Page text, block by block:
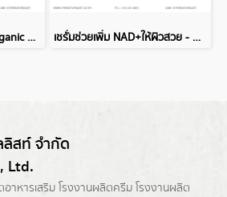
เซรั่มเปปไทด์บูสเตอร์ - Organic Peptide Boostes Serum เชรั่มช่วยเพิ่ม NAD+ให้ผิวสวย - Organic Boosts NAD+ Serum
ลิสท์ จำกัด
Ltd.
าหารเสริม โรงงานผลิตครีม โรงงานผลิต